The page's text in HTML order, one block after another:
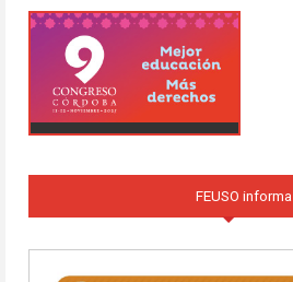
FEUSO informa